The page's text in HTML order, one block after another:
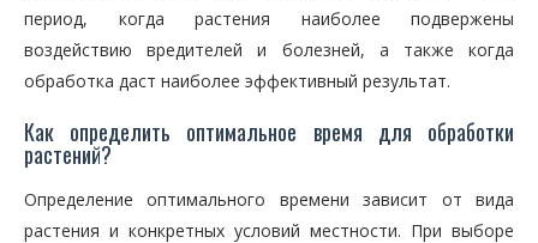
период, когда растения наиболее подвержены
воздействию вредителей и болезней, а также когда
обработка даст наиболее эффективный результат.
Как определить оптимальное время для обработки
растений?
Определение оптимального времени зависит от вида
растения и конкретных условий местности. При выборе